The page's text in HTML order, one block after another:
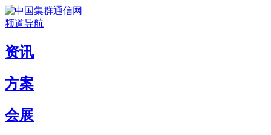
频道导航
资讯
方案
会展